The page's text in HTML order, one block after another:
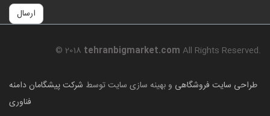
ارسال
© 2018 tehranbigmarket.com All Rights Reserved.
طراحی سایت فروشگاهی و بهینه سازی سایت توسط شرکت پیشگامان دامنه
فناوری